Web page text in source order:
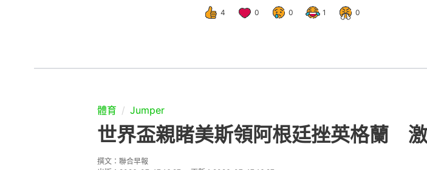
4 0 0 1 0
體育 Jumper
世界盃親睹美斯領阿根廷挫英格蘭
撰文： 聯合早報